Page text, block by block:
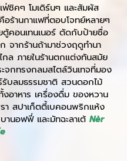
ฟ่ชิคๆ โมเดิร์นๆ และสัมผัส
ร้านกาแฟที่ตอบโจทย์หลายๆ
ตู้คอนเทนเนอร์ ตัดกับป้ายชื่อ
จากร้านถ้ามาช่วงฤดูทำนา
กล ภายในร้านตกแต่งทันสมัย
จกทรงกลมสไตล์วินเทจที่มอง
รับลมธรรมชาติ สวนดอกไม้
งอาหาร เครื่องดื่ม ของหวาน
า สปาเก็ตตี้เบคอนพริกแห้ง
านอฟฟี่ และมัทฉะลาเต้ Nèr